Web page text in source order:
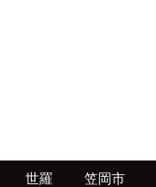
世羅 笠岡市